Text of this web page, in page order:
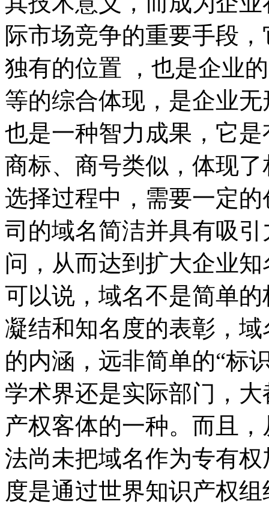
际市场竞争的重要手段
独有的位置 ，也是企业
等的综合体现，是企业
也是一种智力成果，它
商标、商号类似，体现
选择过程中，需要一定
司的域名简洁并具有吸
问，从而达到扩大企业
可以说，域名不是简单
凝结和知名度的表彰，
的内涵，远非简单的“标
学术界还是实际部门，
产权客体的一种。而且
法尚未把域名作为专有
度是通过世界知识产权